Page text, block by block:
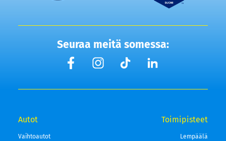
Seuraa meitä somessa:
Autot
Vaihtoautot
Toimipisteet
Lempäälä